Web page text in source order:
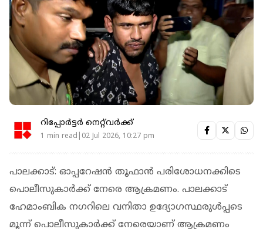
റിപ്പോർട്ടർ നെറ്റ്‌വര്‍ക്ക്‌
1 min read|02 Jul 2026, 10:27 pm
പാലക്കാട്: ഓപ്പറേഷന്‍ തൂഫാന്‍ പരിശോധനക്കിടെ
പൊലീസുകാര്‍ക്ക് നേരെ ആക്രമണം. പാലക്കാട്
ഹേമാംബിക നഗറിലെ വനിതാ ഉദ്യോഗസ്ഥരുള്‍പ്പടെ
മൂന്ന് പൊലീസുകാര്‍ക്ക് നേരെയാണ് ആക്രമണം